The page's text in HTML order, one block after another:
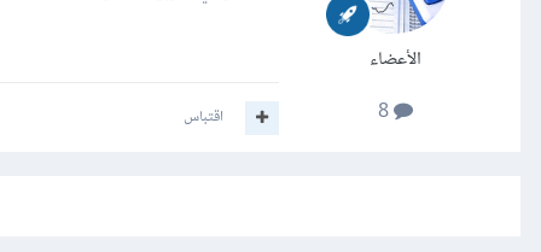
الأعضاء
8
اقتباس